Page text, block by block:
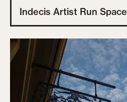
Indecis Artist Run Space